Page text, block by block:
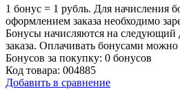
1 бонус = 1 рубль. Для начисления
оформлением заказа необходимо
Бонусы начисляются на следующий
заказа. Оплачивать бонусами
Бонусов за покупку: 0 бонусов
Код товара: 004885
Добавить в сравнение